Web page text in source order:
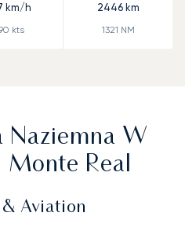
km/h
kts
2446km
1321 NM
Naziemna W
Monte Real
Aviation